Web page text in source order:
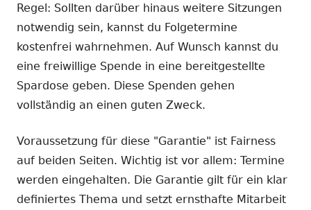
Regel: Sollten darüber hinaus weitere Sitzungen
notwendig sein, kannst du Folgetermine
kostenfrei wahrnehmen. Auf Wunsch kannst du
eine freiwillige Spende in eine bereitgestellte
Spardose geben. Diese Spenden gehen
vollständig an einen guten Zweck.
Voraussetzung für diese "Garantie" ist Fairness
auf beiden Seiten. Wichtig ist vor allem: Termine
werden eingehalten. Die Garantie gilt für ein klar
definiertes Thema und setzt ernsthafte Mitarbeit